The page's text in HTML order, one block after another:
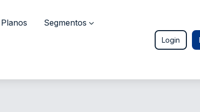
Planos Segmentos
Login